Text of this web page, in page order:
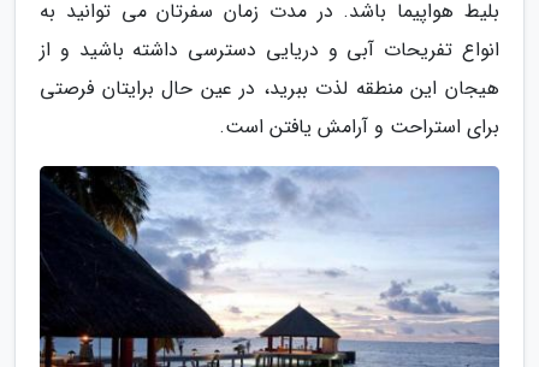
بلیط هواپیما باشد. در مدت زمان سفرتان می توانید به
انواع تفریحات آبی و دریایی دسترسی داشته باشید و از
هیجان این منطقه لذت ببرید، در عین حال برایتان فرصتی
برای استراحت و آرامش یافتن است.